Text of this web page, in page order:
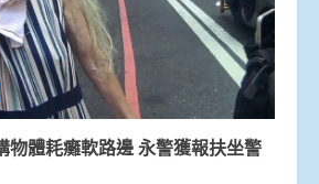
物體耗癱軟路邊 永警獲報扶坐警